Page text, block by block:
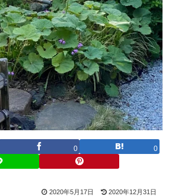
0 0
2020年5月17日 2020年12月31日